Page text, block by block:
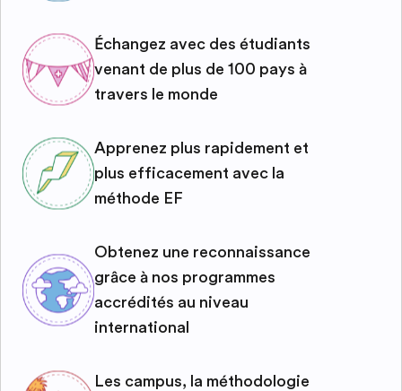
Échangez avec des étudiants
venant de plus de 100 pays à
travers le monde
Apprenez plus rapidement et
plus efficacement avec la
méthode EF
Obtenez une reconnaissance
grâce à nos programmes
accrédités au niveau
international
Les campus, la méthodologie